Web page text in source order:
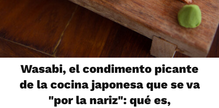
Wasabi, el condimento picante
de la cocina japonesa que se va
"por la nariz": qué es,